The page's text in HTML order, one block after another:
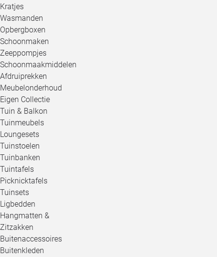
Kratjes
Wasmanden
Opbergboxen
Schoonmaken
Zeeppompjes
Schoonmaakmiddelen
Afdruiprekken
Meubelonderhoud
Eigen Collectie
Tuin & Balkon
Tuinmeubels
Loungesets
Tuinstoelen
Tuinbanken
Tuintafels
Picknicktafels
Tuinsets
Ligbedden
Hangmatten &
Zitzakken
Buitenaccessoires
Buitenkleden